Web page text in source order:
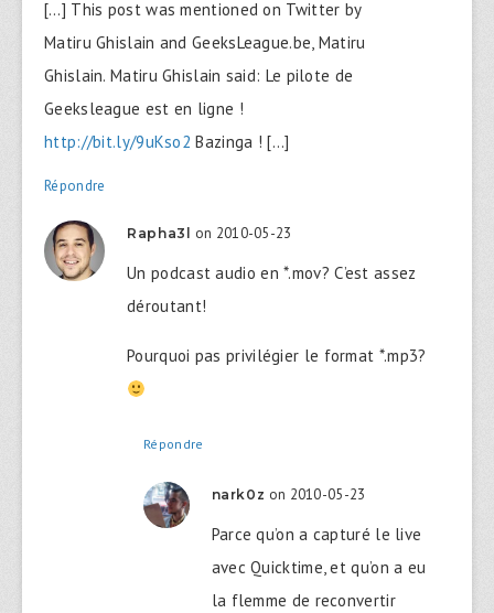
[…] This post was mentioned on Twitter by
Matiru Ghislain and GeeksLeague.be, Matiru
Ghislain. Matiru Ghislain said: Le pilote de
Geeksleague est en ligne !
http://bit.ly/9uKso2 Bazinga ! […]
Répondre
Rapha3l on 2010-05-23
Un podcast audio en *.mov? C’est assez
déroutant!
Pourquoi pas privilégier le format *.mp3?
Répondre
nark0z on 2010-05-23
Parce qu’on a capturé le live
avec Quicktime, et qu’on a eu
la flemme de reconvertir